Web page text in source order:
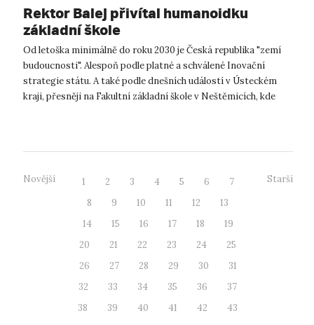
Rektor Balej přivítal humanoidku
základní škole
Od letoška minimálně do roku 2030 je Česká republika "zemí
budoucnosti". Alespoň podle platné a schválené Inovační
strategie státu. A také podle dnešních událostí v Ústeckém
kraji, přesněji na Fakultní základní škole v Neštěmicích, kde
Novější 1 2 3 4 5 6
7
8
9 10 11 12
13
14
15 16 17 18
19
20
21 22 23 24
25
26
27 28 29 30
31
32
33 34 35 36
37
38
39 40 41 42
43
Starší